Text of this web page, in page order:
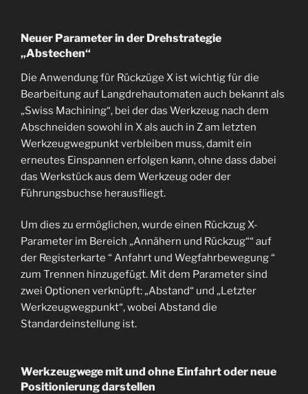
Neuer Parameter in der Drehstrategie
„Abstechen“
Die Anwendung für Rückzüge X ist wichtig für die
Bearbeitung auf Langdrehautomaten auch bekannt als
„Swiss Machining“, bei der das Werkzeug nach dem
Abschneiden sowohl in X als auch in Z am letzten
Werkzeugwegpunkt verbleiben muss, damit ein
erneutes Einspannen erfolgen kann, ohne dass dabei
das Werkstück aus dem Werkzeug oder der
Führungsbuchse herausfliegt.
Um dies zu ermöglichen, wurde einen Rückzug X-
Parameter im Bereich „Annähern und Rückzug““ auf
der Registerkarte “ Anfahrt und Wegfahrbewegung “
zum Trennen hinzugefügt. Mit dem Parameter sind
zwei Optionen verknüpft: „Abstand“ und „Letzter
Werkzeugwegpunkt“, wobei Abstand die
Standardeinstellung ist.
Werkzeugwege mit und ohne Einfahrt oder neue
Positionierung darstellen